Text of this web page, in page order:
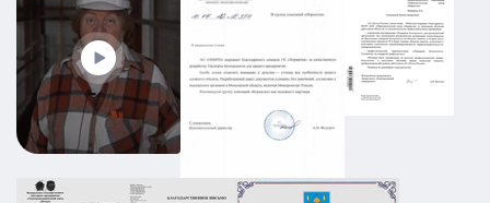
ГО и ЧС
ПДЛЧС
19.08.2025 ПОДРОБНЕЕ
Промышленный объект РТИ:
категорирование, Ситуационный план и
Плана охраны объекта